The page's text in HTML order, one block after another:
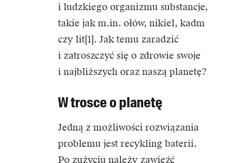
i ludzkiego organizmu substancje,
takie jak m.in. ołów, nikiel, kadm
czy lit[1]. Jak temu zaradzić
i zatroszczyć się o zdrowie swoje
i najbliższych oraz naszą planetę?
W trosce o planetę
Jedną z możliwości rozwiązania
problemu jest recykling baterii.
Po zużyciu należy zawieźć